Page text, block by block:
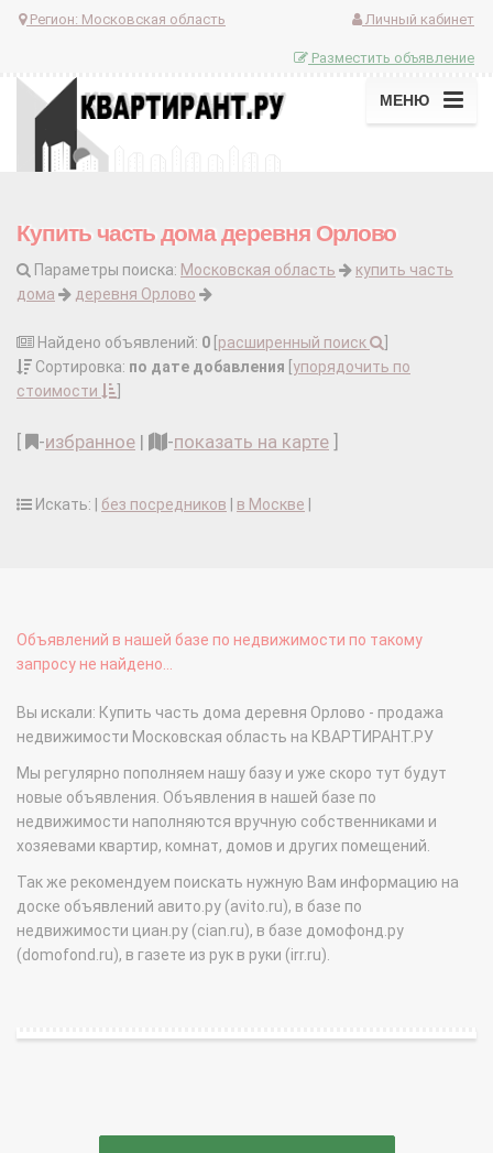
Регион: Московская область Личный кабинет
Разместить объявление
МЕНЮ
Купить часть дома деревня Орлово
Параметры поиска: Московская область
купить часть
дома
деревня Орлово
Найдено объявлений: 0 расширенный поиск
Сортировка: по дате добавления упорядочить по
стоимости
-избранное | -показать на карте
Искать: | без посредников в Москве
Объявлений в нашей базе по недвижимости по такому
запросу не найдено...
Вы искали: Купить часть дома деревня Орлово - продажа
недвижимости Московская область на КВАРТИРАНТ.РУ
Мы регулярно пополняем нашу базу и уже скоро тут будут
новые объявления. Объявления в нашей базе по
недвижимости наполняются вручную собственниками и
хозяевами квартир, комнат, домов и других помещений.
Так же рекомендуем поискать нужную Вам информацию на
доске объявлений авито.ру (avito.ru), в базе по
недвижимости циан.ру (cian.ru), в базе домофонд.ру
(domofond.ru), в газете из рук в руки (irr.ru).